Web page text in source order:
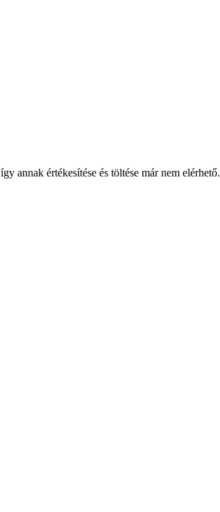
annak értékesítése és töltése már nem elérhető.